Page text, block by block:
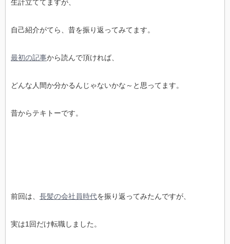
生計立ててますが、
自己紹介がてら、昔を振り返ってみてます。
最初の記事から読んで頂ければ、
どんな人間か分かるんじゃないかな～と思ってます。
昔からテキトーです。
前回は、 長髪の会社員時代を振り返ってみたんですが、
実は1回だけ転職しました。